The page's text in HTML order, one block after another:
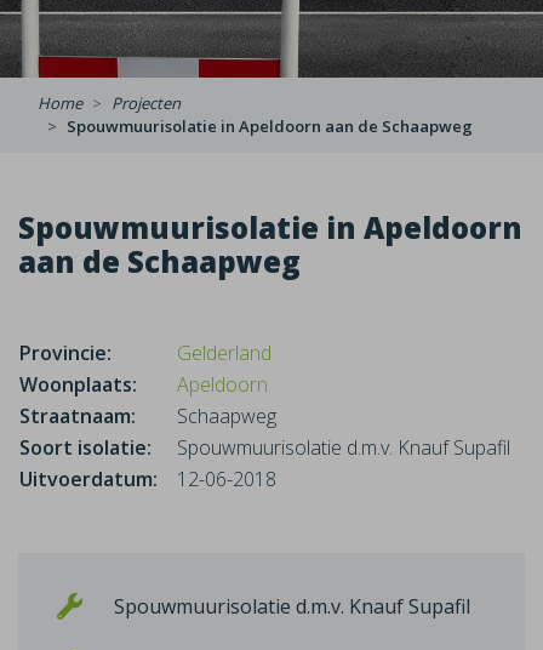
Home
Projecten
Spouwmuurisolatie in Apeldoorn aan de Schaapweg
Spouwmuurisolatie in Apeldoorn
aan de Schaapweg
Provincie:
Gelderland
Woonplaats:
Apeldoorn
Straatnaam:
Schaapweg
Soort isolatie:
Spouwmuurisolatie d.m.v. Knauf Supafil
Uitvoerdatum:
12-06-2018
Spouwmuurisolatie d.m.v. Knauf Supafil